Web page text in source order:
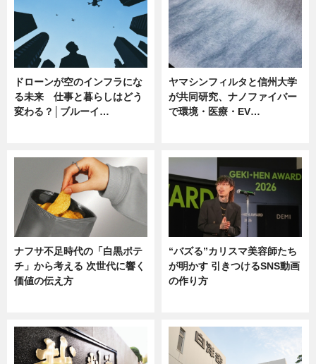
ドローンが空のインフラにな
る未来 仕事と暮らしはどう
変わる？│ブルーイ…
ヤマシンフィルタと信州大学
が共同研究、ナノファイバー
で環境・医療・EV…
ナフサ不足時代の「白黒ポテ
チ」から考える 次世代に響く
価値の伝え方
“バズる”カリスマ美容師たち
が明かす 引きつけるSNS動画
の作り方